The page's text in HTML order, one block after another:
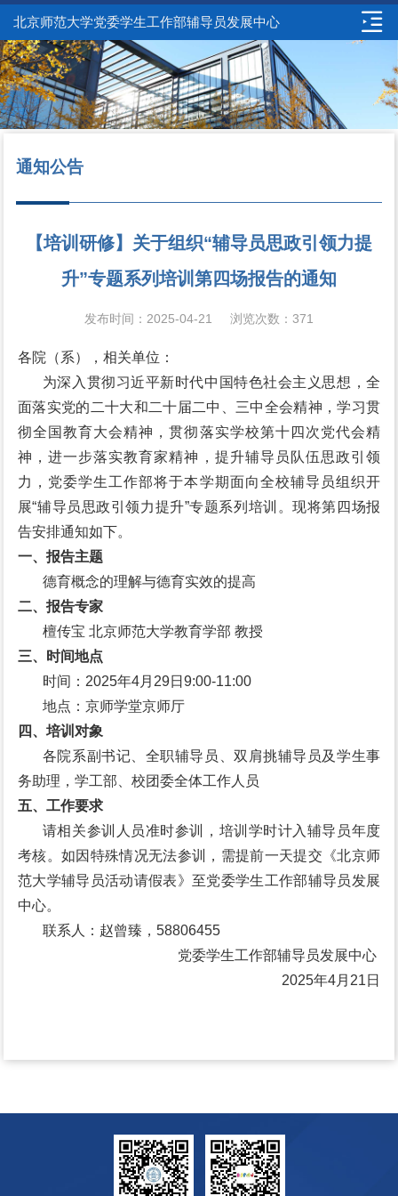
北京师范大学党委学生工作部辅导员发展中心
通知公告
【培训研修】关于组织“辅导员思政引领力提
升”专题系列培训第四场报告的通知
发布时间：2025-04-21 浏览次数： 371
各院（系），相关单位：
为深入贯彻习近平新时代中国特色社会主义思想，全
面落实党的二十大和二十届二中、三中全会精神，学习贯
彻全国教育大会精神，贯彻落实学校第十四次党代会精
神，进一步落实教育家精神，提升辅导员队伍思政引领
力，党委学生工作部将于本学期面向全校辅导员组织开
展“辅导员思政引领力提升”专题系列培训。现将第四场报
告安排通知如下。
一、报告主题
德育概念的理解与德育实效的提高
二、报告专家
檀传宝 北京师范大学教育学部 教授
三、时间地点
时间：2025年4月29日9:00-11:00
地点：京师学堂京师厅
四、培训对象
各院系副书记、全职辅导员、双肩挑辅导员及学生事
务助理，学工部、校团委全体工作人员
五、工作要求
请相关参训人员准时参训，培训学时计入辅导员年度
考核。如因特殊情况无法参训，需提前一天提交《北京师
范大学辅导员活动请假表》至党委学生工作部辅导员发展
中心。
联系人：赵曾臻，58806455
党委学生工作部辅导员发展中心
2025年4月21日